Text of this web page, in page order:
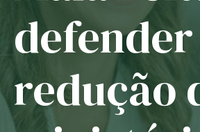
Jurídico
Convênios
defender
redução